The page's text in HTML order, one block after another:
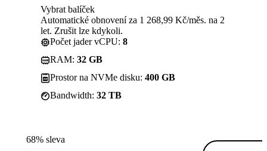
Vybrat balíček
Automatické obnovení za 1 268,99 Kč/měs. na 2
let. Zrušit lze kdykoli.
Počet jader vCPU: 8
RAM: 32 GB
Prostor na NVMe disku: 400 GB
Bandwidth: 32 TB
68% sleva